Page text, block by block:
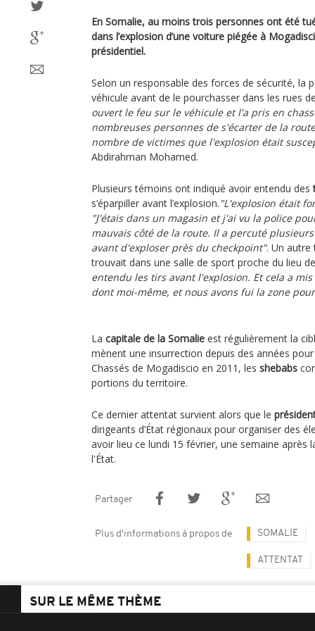
En Somalie, au moins trois personnes ont été
dans l’explosion d’une voiture piégée à
présidentiel.
Selon un responsable des forces de sécurité, la
véhicule avant de le pourchasser dans les rues
ouvert le feu sur le véhicule et l'a pris en
nombreuses personnes de s'écarter de la
nombre de victimes que l'explosion était
Abdirahman Mohamed.
Plusieurs témoins ont indiqué avoir entendu des
s’éparpiller avant l’explosion. "L'explosion était
"J'étais dans un magasin et j'ai vu la police
mauvais côté de la route. Il a percuté
avant d'exploser près du checkpoint". Un autre
trouvait dans une salle de sport proche du lieu
entendu les tirs avant l'explosion. Et cela a
dont moi-même, et nous avons fui la zone
La capitale de la Somalie est régulièrement la
mènent une insurrection depuis des années
Chassés de Mogadiscio en 2011, les shebabs
portions du territoire.
Ce dernier attentat survient alors que le
dirigeants d’État régionaux pour organiser des
avoir lieu ce lundi 15 février, une semaine après
l'État.
Partager
Plus d'informations à propos de SOMALIE
ATTENTAT
SUR LE MÊME THÈME